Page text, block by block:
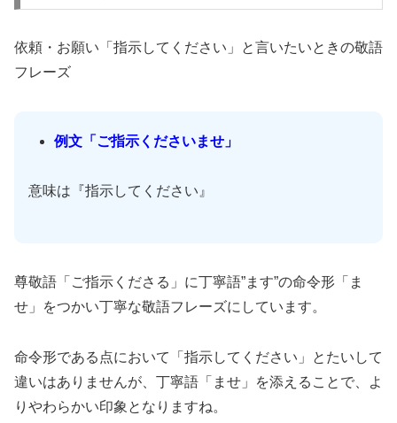
依頼・お願い「指示してください」と言いたいときの敬語
フレーズ
例文「ご指示くださいませ」
意味は『指示してください』
尊敬語「ご指示くださる」に丁寧語”ます”の命令形「ま
せ」をつかい丁寧な敬語フレーズにしています。
命令形である点において「指示してください」とたいして
違いはありませんが、丁寧語「ませ」を添えることで、よ
りやわらかい印象となりますね。